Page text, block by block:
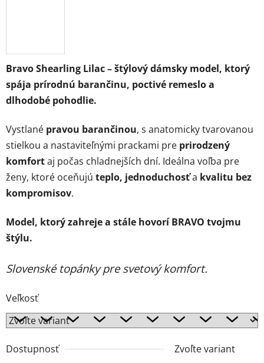
Bravo Shearling Lilac – štýlový dámsky model, ktorý
spája prírodnú barančinu, poctivé remeslo a
dlhodobé pohodlie.
Vystlané pravou barančinou, s anatomicky tvarovanou
stielkou a nastaviteľnými prackami pre prirodzený
komfortaj počas chladnejších dní. Ideálna voľba pre
ženy, ktoré oceňujú teplo, jednoduchosťa kvalitu bez
kompromisov.
Model, ktorý zahreje a stále hovorí BRAVO tvojmu
štýlu.
Slovenské topánky pre svetový komfort.
Veľkosť
Dostupnosť Zvoľte variant